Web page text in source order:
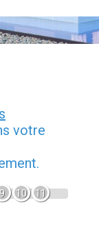
votre
9 10 11